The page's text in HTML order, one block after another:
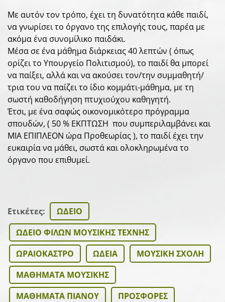
Με αυτόν τον τρόπο, έχει τη δυνατότητα κάθε παιδί,
να γνωρίσει το όργανο της επιλογής τους, παρέα με
ακόμα ένα συνομίλικο παιδάκι.
Μέσα σε ένα μάθημα διάρκειας 40 λεπτών ( όπως
ορίζει το Υπουργείο Πολιτισμού), το παιδί θα μπορεί
να παίξει, αλλά και να ακούσει τον/την συμμαθητή/
τρια του να παίζει το ίδιο κομμάτι-μάθημα, με τη
σωστή καθοδήγηση πτυχιούχου καθηγητή.
Έτσι, με ένα σαφώς οικονομικότερο πρόγραμμα
σπουδών, ( 50 % ΕΚΠΤΩΣΗ που συμπεριλαμβάνει και
ΜΙΑ ΕΠΙΠΛΕΟΝ ώρα Προθεωρίας ), το παιδί έχει την
ευκαιρία να μάθει, σωστά και ολοκληρωμένα το
όργανο που επιθυμεί.
Ετικέτες:
ΩΔΕΙΟ
ΩΔΕΙΟ ΦΙΛΩΝ ΜΟΥΣΙΚΗΣ ΤΕΧΝΗΣ
ΩΡΑΙΟΚΑΣΤΡΟ
ΩΔΕΙΑ
ΜΟΥΣΙΚΗ ΣΧΟΛΗ
ΜΑΘΗΜΑΤΑ ΜΟΥΣΙΚΗΣ
ΜΑΘΗΜΑΤΑ ΠΙΑΝΟΥ
ΠΡΟΣΦΟΡΕΣ